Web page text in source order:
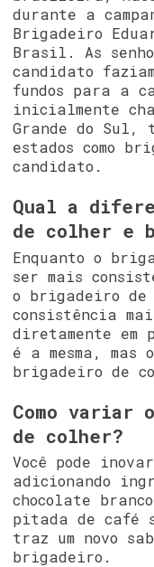
durante a
Brigadeiro
Brasil. As
candidato
fundos para a
inicialmente
Grande do Sul,
estados como
candidato.
Qual a
de colher e
Enquanto o
ser mais
o brigadeiro de
consistência
diretamente
é a mesma, mas
brigadeiro de
Como variar
de colher?
Você pode
adicionando
chocolate
pitada de café
traz um novo
brigadeiro.